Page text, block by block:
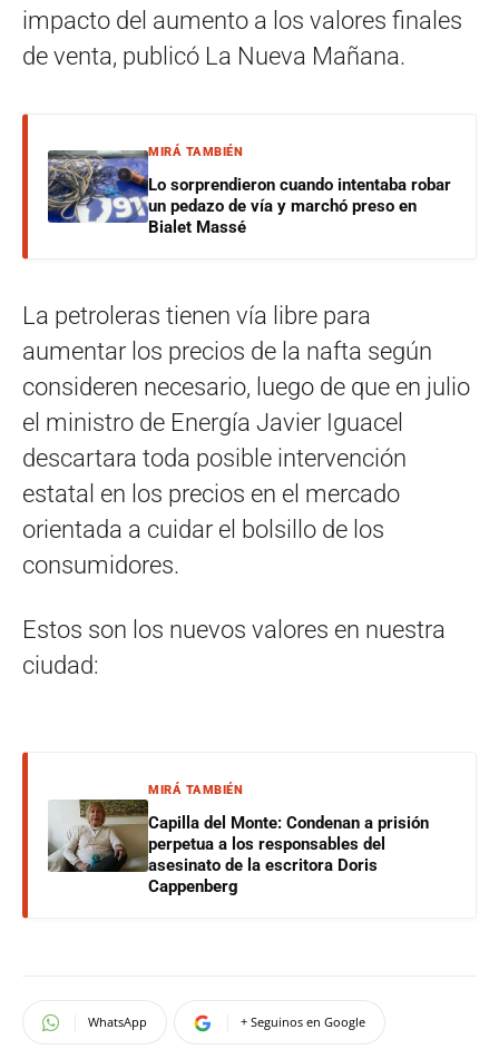
impacto del aumento a los valores finales
de venta, publicó La Nueva Mañana.
MIRÁ TAMBIÉN
Lo sorprendieron cuando intentaba robar
un pedazo de vía y marchó preso en
Bialet Massé
La petroleras tienen vía libre para
aumentar los precios de la nafta según
consideren necesario, luego de que en julio
el ministro de Energía Javier Iguacel
descartara toda posible intervención
estatal en los precios en el mercado
orientada a cuidar el bolsillo de los
consumidores.
Estos son los nuevos valores en nuestra
ciudad:
MIRÁ TAMBIÉN
Capilla del Monte: Condenan a prisión
perpetua a los responsables del
asesinato de la escritora Doris
Cappenberg
WhatsApp + Seguinos en Google